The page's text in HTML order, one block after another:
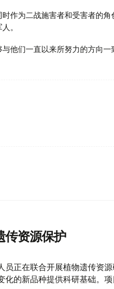
作为二战施害者和受害者的角
。
他们一直以来所努力的方向
传资源保护
员正在联合开展植物遗传资
的新品种提供科研基础。项